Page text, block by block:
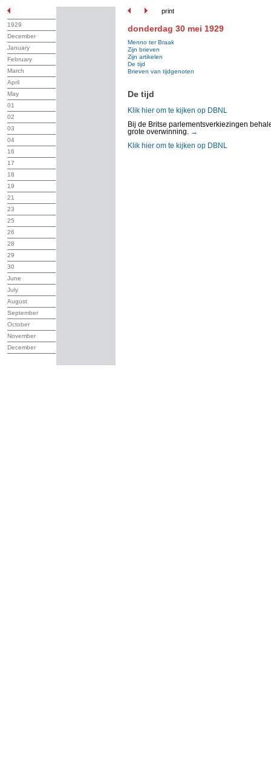
print
1929
December
January
February
March
April
May
01
02
03
04
16
17
18
19
21
23
25
26
28
29
30
June
July
August
September
October
November
December
donderdag 30 mei 1929
Menno ter Braak
Zijn brieven
Zijn artikelen
De tijd
Brieven van tijdgenoten
De tijd
Klik hier om te kijken op DBNL
Bij de Britse parlementsverkiezingen
grote overwinning.
→
Klik hier om te kijken op DBNL